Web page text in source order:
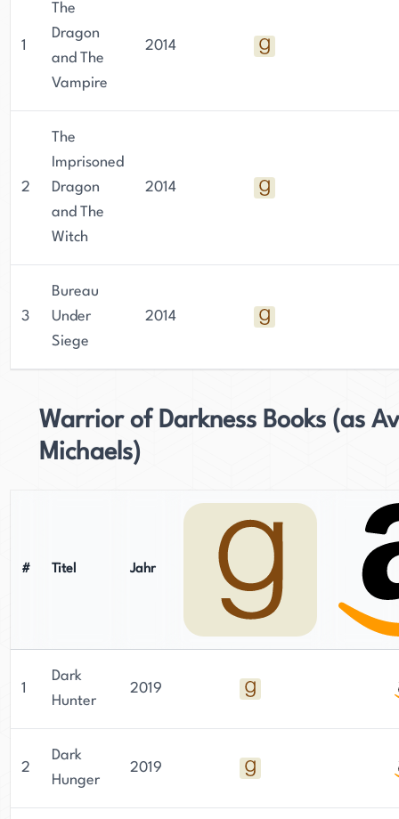
1
The
Dragon
and The
Vampire
2014
2
The
Imprisoned
Dragon
and The
Witch
2014
3
Bureau
Under
Siege
2014
Warrior of Darkness Books (as
Michaels)
# Titel Jahr
1
Dark
Hunter
2019
2
Dark
Hunger
2019